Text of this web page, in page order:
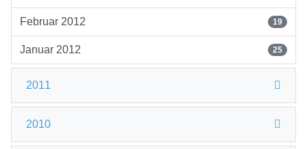
Februar 2012 19
Januar 2012 25
2011
2010